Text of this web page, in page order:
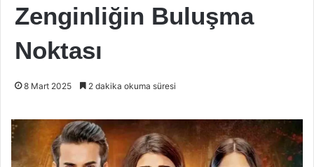
Zenginliğin Buluşma
Noktası
8 Mart 2025 2 dakika okuma süresi